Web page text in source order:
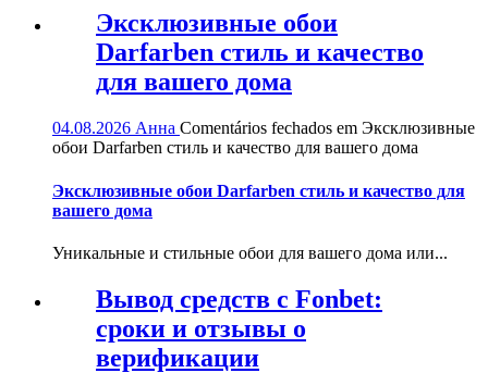
Эксклюзивные обои
Darfarben стиль и качество
для вашего дома
04.08.2026 Анна Comentários fechados em Эксклюзивные
обои Darfarben стиль и качество для вашего дома
Эксклюзивные обои Darfarben стиль и качество для
вашего дома
Уникальные и стильные обои для вашего дома или...
Вывод средств с Fonbet:
сроки и отзывы о
верификации